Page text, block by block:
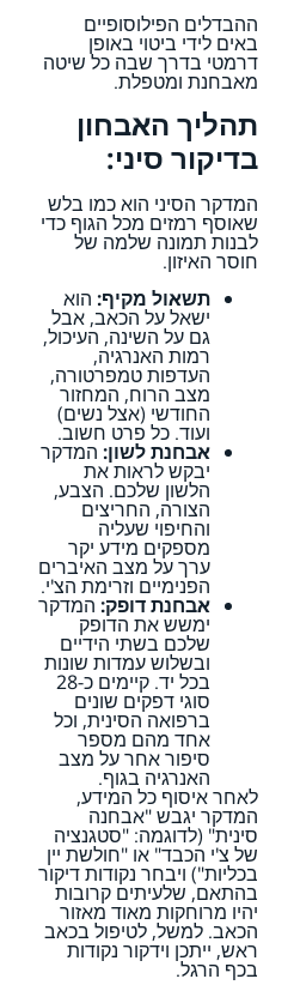
ההבדלים הפילוסופיים
באים לידי ביטוי באופן
דרמטי בדרך שבה כל שיטה
מאבחנת ומטפלת.
תהליך האבחון
בדיקור סיני:
המדקר הסיני הוא כמו בלש
שאוסף רמזים מכל הגוף כדי
לבנות תמונה שלמה של
חוסר האיזון.
תשאול מקיף: הוא
ישאל על הכאב, אבל
גם על השינה, העיכול,
רמות האנרגיה,
העדפות טמפרטורה,
מצב הרוח, המחזור
החודשי (אצל נשים)
ועוד. כל פרט חשוב.
אבחנת לשון: המדקר
יבקש לראות את
הלשון שלכם. הצבע,
הצורה, החריצים
והחיפוי שעליה
מספקים מידע יקר
ערך על מצב האיברים
הפנימיים וזרימת הצ'י.
אבחנת דופק: המדקר
ימשש את הדופק
שלכם בשתי הידיים
ובשלוש עמדות שונות
בכל יד. קיימים כ-28
סוגי דפקים שונים
ברפואה הסינית, וכל
אחד מהם מספר
סיפור אחר על מצב
האנרגיה בגוף.
לאחר איסוף כל המידע,
המדקר יגבש "אבחנה
סינית" (לדוגמה: "סטגנציה
של צ'י הכבד" או "חולשת יין
בכליות") ויבחר נקודות דיקור
בהתאם, שלעיתים קרובות
יהיו מרוחקות מאוד מאזור
הכאב. למשל, לטיפול בכאב
ראש, ייתכן וידקור נקודות
בכף הרגל.